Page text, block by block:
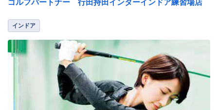
ゴルフパートナー 行田持田インターインドア練習場店
インドア